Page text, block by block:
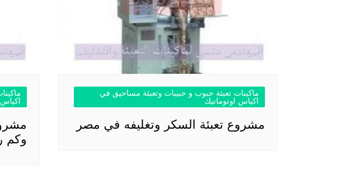
ماكينات تعبئة حبوب و حبيبات وتعبئة مساحيق في
اكياس اوتوماتيك
مشروع تعبئة السكر وتغليفه في مصر
اكياس
وكم